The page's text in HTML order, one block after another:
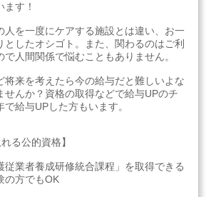
す！
人を一度にケアする施設とは違い、お一
としたオシゴト。また、関わるのはご利
人間関係で悩むこともありません。
将来を考えたら今の給与だと難しいよな
せんか？資格の取得などで給与UPのチ
給与UPした方もいます。
る公的資格】
従業者養成研修統合課程」を取得できる
の方でもOK